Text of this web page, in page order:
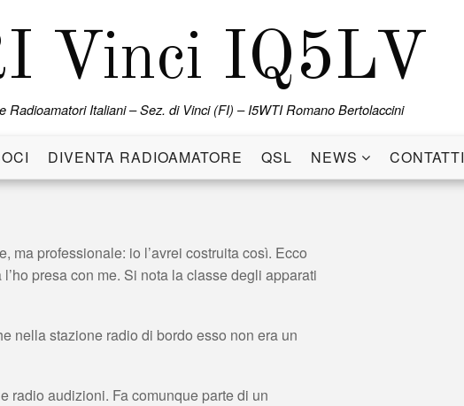
Vinci IQ5LV
Radioamatori Italiani – Sez. di Vinci (FI) – I5WTI Romano Bertolaccini
DIVENTA RADIOAMATORE QSL NEWS CONTATTI
ma professionale: io l’avrei costruita così. Ecco
presa con me. Si nota la classe degli apparati
nella stazione radio di bordo esso non era un
radio audizioni. Fa comunque parte di un